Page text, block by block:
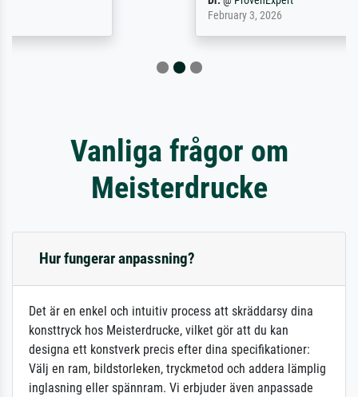
Vanliga frågor om
Meisterdrucke
Hur fungerar anpassning?
Det är en enkel och intuitiv process att skräddarsy dina
konsttryck hos Meisterdrucke, vilket gör att du kan
designa ett konstverk precis efter dina specifikationer:
Välj en ram, bildstorleken, tryckmetod och addera lämplig
inglasning eller spännram. Vi erbjuder även anpassade